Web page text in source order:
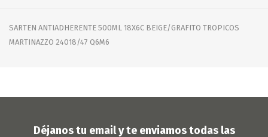
SARTEN ANTIADHERENTE 500ML 18X6C BEIGE/GRAFITO TROPICOS
MARTINAZZO 24018/47 Q6M6
Déjanos tu email y te enviamos todas las